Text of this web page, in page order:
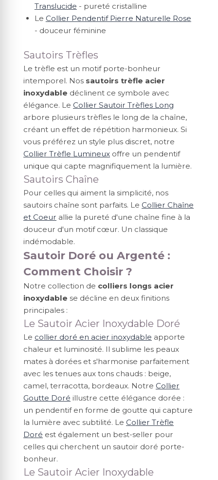
Translucide - pureté cristalline
Le Collier Pendentif Pierre Naturelle Rose
- douceur féminine
Sautoirs Trèfles
Le trèfle est un motif porte-bonheur
intemporel. Nos sautoirs trèfle acier
inoxydable déclinent ce symbole avec
élégance. Le Collier Sautoir Trèfles Long
arbore plusieurs trèfles le long de la chaîne,
créant un effet de répétition harmonieux. Si
vous préférez un style plus discret, notre
Collier Trèfle Lumineux offre un pendentif
unique qui capte magnifiquement la lumière.
Sautoirs Chaîne
Pour celles qui aiment la simplicité, nos
sautoirs chaîne sont parfaits. Le Collier Chaîne
et Coeur allie la pureté d'une chaîne fine à la
douceur d'un motif cœur. Un classique
indémodable.
Sautoir Doré ou Argenté :
Comment Choisir ?
Notre collection de colliers longs acier
inoxydable se décline en deux finitions
principales :
Le Sautoir Acier Inoxydable Doré
Le collier doré en acier inoxydable apporte
chaleur et luminosité. Il sublime les peaux
mates à dorées et s'harmonise parfaitement
avec les tenues aux tons chauds : beige,
camel, terracotta, bordeaux. Notre Collier
Goutte Doré illustre cette élégance dorée :
un pendentif en forme de goutte qui capture
la lumière avec subtilité. Le Collier Trèfle
Doré est également un best-seller pour
celles qui cherchent un sautoir doré porte-
bonheur.
Le Sautoir Acier Inoxydable